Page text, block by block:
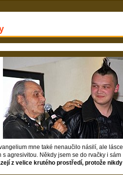
mne také nenaučilo násilí, ale lásce
agresivitou. Někdy jsem se do rvačky i sám
z velice krutého prostředí, protože nikdy